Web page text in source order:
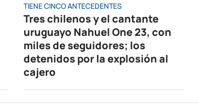
TIENE CINCO ANTECEDENTES
Tres chilenos y el cantante
uruguayo Nahuel One 23, con
miles de seguidores; los
detenidos por la explosión al
cajero